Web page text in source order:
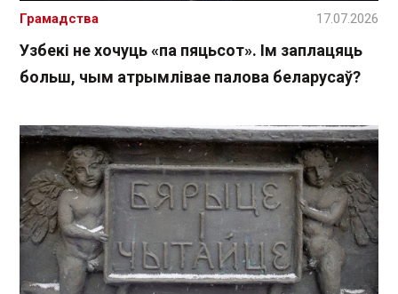
Узбекі не хочуць «па пяцьсот». Ім заплацяць
больш, чым атрымлівае палова беларусаў?
Грамадства 17.07.2026